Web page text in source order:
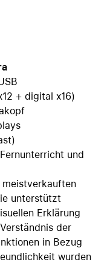
+ digital x16)
und
meistverkauften
unterstützt
Erklärung
der
in Bezug
wurden